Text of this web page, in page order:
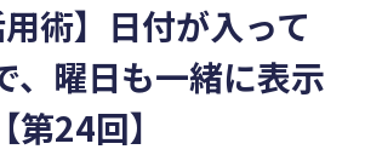
アップ
成・定着）
力アップ
用術】日付が入って
、曜日も一緒に表示
24回】